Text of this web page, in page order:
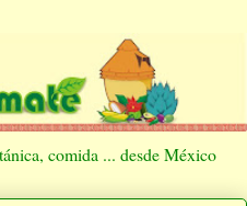
comida ... desde México